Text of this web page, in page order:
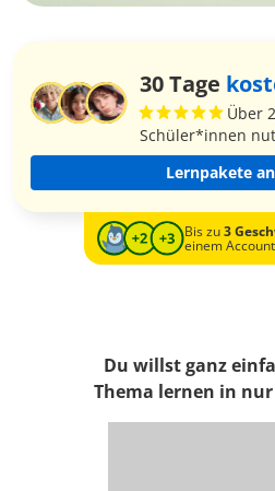
30 Tage
Über
Schüler*innen
Lernpakete
Bis zu3
einem
Du willst ganz
Thema lernen in nur